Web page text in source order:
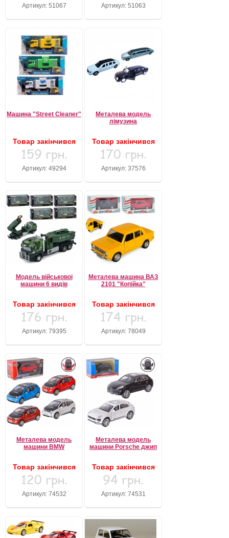
Артикул: 51067 Артикул: 51063
Машина "Street Cleaner"
Товар закінчився
159 грн.
Артикул: 49294
Металева модель
лімузина
Товар закінчився
170 грн.
Артикул: 37576
Модель військової
машини 6 видів
Товар закінчився
176 грн.
Артикул: 79395
Металева машина ВАЗ
2101 "Копійка"
Товар закінчився
174 грн.
Артикул: 78049
Металева модель
машини BMW
Товар закінчився
120 грн.
Артикул: 74532
Металева модель
машини Porsche джип
Товар закінчився
94 грн.
Артикул: 74531